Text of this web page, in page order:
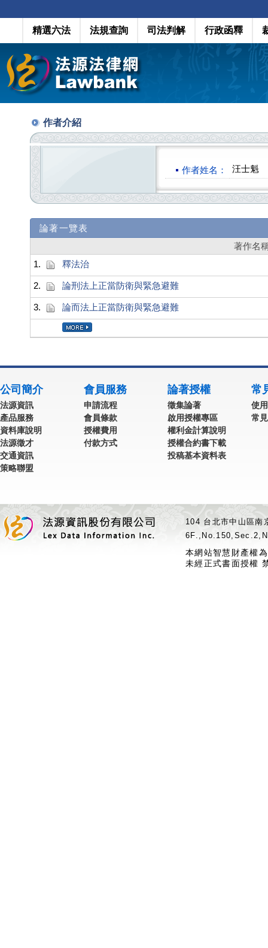
精選六法 法規查詢 司法判解 行政函釋
作者介紹
作者姓名： 汪士魁
論著一覽表
著作名
1.
釋法治
2. 論刑法上正當防衛與緊急避難
3. 論而法上正當防衛與緊急避難
公司簡介
法源資訊
產品服務
資料庫說明
法源徵才
交通資訊
策略聯盟
會員服務
申請流程
會員條款
授權費用
付款方式
論著授權
徵集論著
啟用授權專區
權利金計算說明
授權合約書下載
投稿基本資料表
常
使
常
104 台北市中山區
本網站智慧財產權
未經正式書面授權